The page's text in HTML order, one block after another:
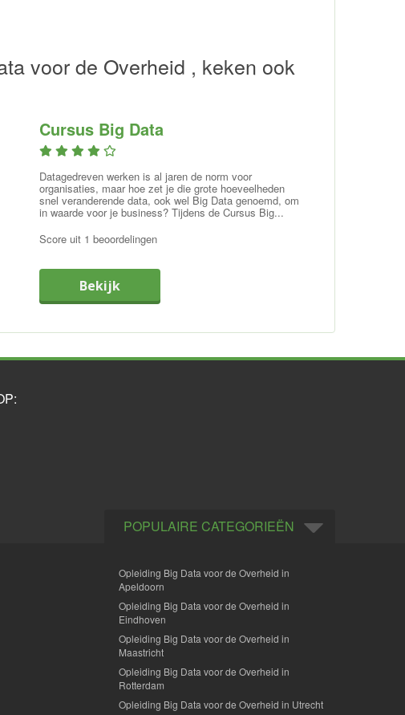
voor de Overheid , keken ook
Cursus Big Data
Datagedreven werken is al jaren de norm voor
organisaties, maar hoe zet je die grote hoeveelheden
snel veranderende data, ook wel Big Data genoemd, om
in waarde voor je business? Tijdens de Cursus Big...
Score uit 1 beoordelingen
Bekijk
POPULAIRE CATEGORIEËN
Opleiding Big Data voor de Overheid in
Apeldoorn
Opleiding Big Data voor de Overheid in
Eindhoven
Opleiding Big Data voor de Overheid in
Maastricht
Opleiding Big Data voor de Overheid in
Rotterdam
Opleiding Big Data voor de Overheid in Utrecht